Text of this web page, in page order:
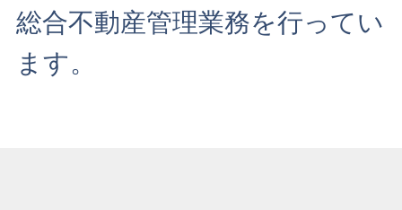
総合不動産管理業務を行ってい
ます。